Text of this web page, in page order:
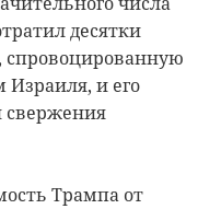
десятки
спровоцированную
и его
Трампа от